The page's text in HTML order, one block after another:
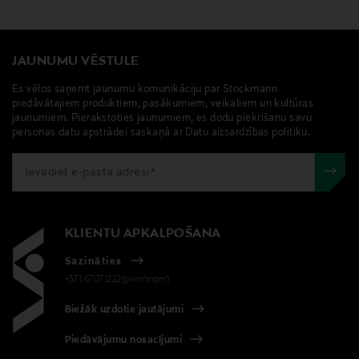
JAUNUMU VĒSTULE
Es vēlos saņemt jaunumu komunikāciju par Stockmann
piedāvātajiem produktiem, pasākumiem, veikaliem un kultūras
jaunumiem. Pierakstoties jaunumiem, es dodu piekrišanu savu
personas datu apstrādei saskaņā ar Datu aizsardzības politiku.
KLIENTU APKALPOŠANA
Sazināties
+371 67071222(pvm/mpm)
Biežāk uzdotie jautājumi
Piedāvājumu nosacījumi